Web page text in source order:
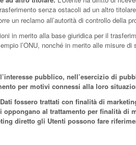
senza ostacoli ad un altro
un reclamo all’autorità di controllo della
in merito alla base giuridica per il
l’ONU, nonché in merito alle misure
pubblico, nell’esercizio di
per motivi connessi alla loro
fossero trattati con finalità di
al trattamento per finalità
diretto gli Utenti possono fare